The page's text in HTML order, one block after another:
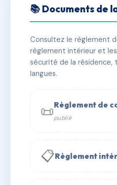
198
CERET
📍 56 r saint-ferreol
✓ Immatriculée 🏠 10 lots
📞 Contacter Syndic
✉ Email
📚 Documents de
Consultez le règlement
règlement intérieur et
sécurité de la résidence,
langues.
📜Règlement de
publié
📋Règlement